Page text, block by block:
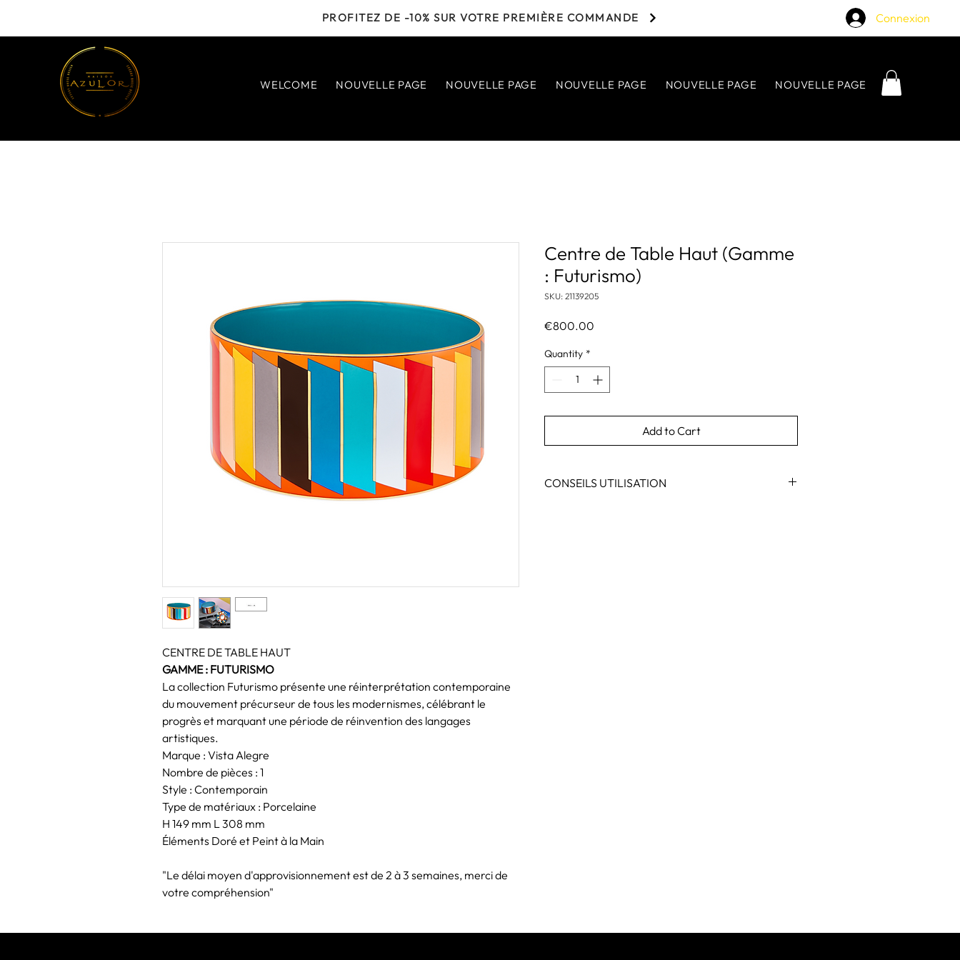
PROFITEZ DE -10% SUR VOTRE PREMIÈRE COMMANDE Connexion
WELCOME NOUVELLE PAGE NOUVELLE PAGE NOUVELLE PAGE NOUVELLE PAGE NOUVELLE PAGE NOUVELLE
CENTRE DE TABLE HAUT
GAMME : FUTURISMO
La collection Futurismo présente une réinterprétation contemporaine
du mouvement précurseur de tous les modernismes, célébrant le
progrès et marquant une période de réinvention des langages
artistiques.
Marque : Vista Alegre
Nombre de pièces : 1
Style : Contemporain
Type de matériaux : Porcelaine
H 149 mm L 308 mm
Éléments Doré et Peint à la Main
"Le délai moyen d'approvisionnement est de 2 à 3 semaines, merci de
votre compréhension"
Centre de Table Haut (Gamme
: Futurismo)
SKU: 21139205
€800.00
Quantity *
Add to Cart
CONSEILS UTILISATION